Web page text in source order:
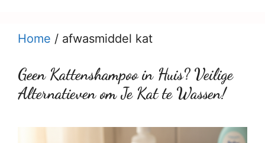
Home / afwasmiddel kat
Geen Kattenshampoo in Huis? Veilige
Alternatieven om Je Kat te Wassen!